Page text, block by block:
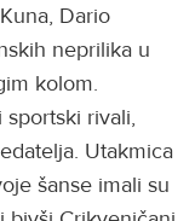
Dario
neprilika u
kolom.
rivali,
Utakmica
šanse imali su